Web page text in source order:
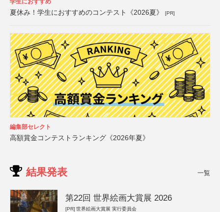
夏休み！学生におすすめのコンテスト《2026夏》 [PR]
編集部セレクト
高額賞金コンテストランキング《2026年夏》
結果発表 一覧
第22回 世界絵画大賞展 2026
[PR] 世界絵画大賞展 実行委員会